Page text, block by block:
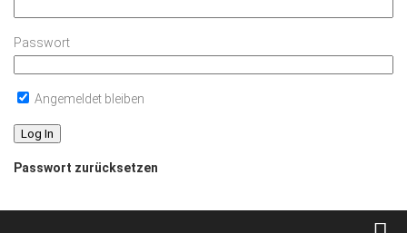
Passwort
Angemeldet bleiben
Passwort zurücksetzen